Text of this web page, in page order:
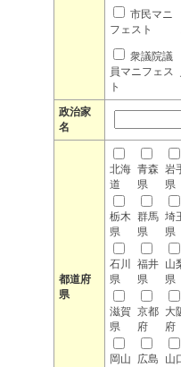
市民マニ
フェスト
衆議院議
員マニフェス
ト
政治家
名
都道府
県
北海
道
青森
県
岩
県
栃木
県
群馬
県
埼
県
石川
県
福井
県
山
県
滋賀
県
京都
府
大
府
岡山
広島
山